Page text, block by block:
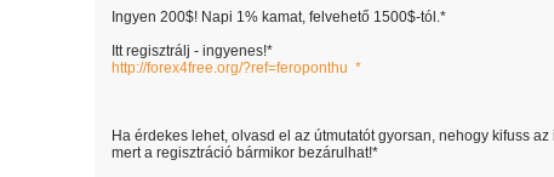
Ingyen 200$! Napi 1% kamat, felvehető 1500$-tól.*
Itt regisztrálj - ingyenes!*
http://forex4free.org/?ref=feroponthu *
Ha érdekes lehet, olvasd el az útmutatót gyorsan, nehogy kifuss az
mert a regisztráció bármikor bezárulhat!*